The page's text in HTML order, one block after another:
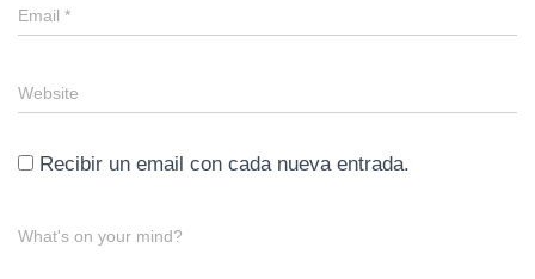
Email *
Website
Recibir un email con cada nueva entrada.
What's on your mind?